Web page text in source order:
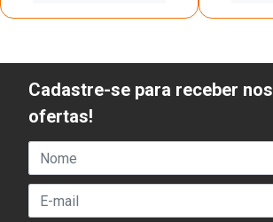
Cadastre-se para receber
ofertas!